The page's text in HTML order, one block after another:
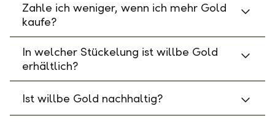
Zahle ich weniger, wenn ich mehr Gold
kaufe?
In welcher Stückelung ist willbe Gold
erhältlich?
Ist willbe Gold nachhaltig?